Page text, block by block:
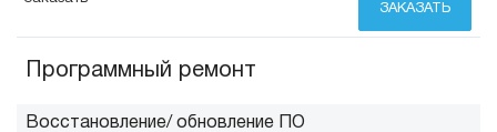
ЗАКАЗАТЬ
Программный ремонт
Восстановление/ обновление ПО